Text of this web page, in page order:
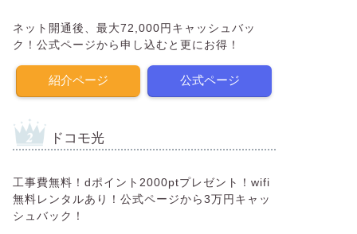
ネット開通後、最大72,000円キャッシュバッ
ク！公式ページから申し込むと更にお得！
紹介ページ 公式ページ
ドコモ光
工事費無料！dポイント2000ptプレゼント！wifi
無料レンタルあり！公式ページから3万円キャッ
シュバック！